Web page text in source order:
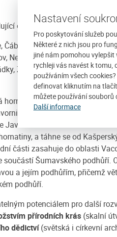
Nastavení
Pro poskytování služeb
Některé z nich jsou pro
jiné nám pomohou
rychleji vás navést k tomu,
používáním všech
definovat kliknutím na
můžete používání souborů
Další informace
osady a obce:
Čábuze, Hodonín, Jaroškov,
Nezdice na Šumavě, Peckov,
Zdíkovec, Zuklín, Ždánov
hornatina, jejímž nejvyšším
hornatiny jsou
Javornická hornatina okrskem
a táhne se od
části zasahuje do oblasti
součástí Šumavského
a jejím podhůřím, přičemž
podhůří.
potenciálem pro další
přírodních krás (skalní
dědictví(světská i církevní